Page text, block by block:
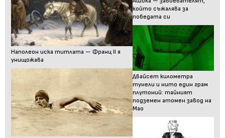
Наполеон иска титлата — Франц II я
унищожава
който съжалява за
победата си
Двайсет километра
тунели и нито един грам
плутоний: тайният
подземен атомен завод на
Мао